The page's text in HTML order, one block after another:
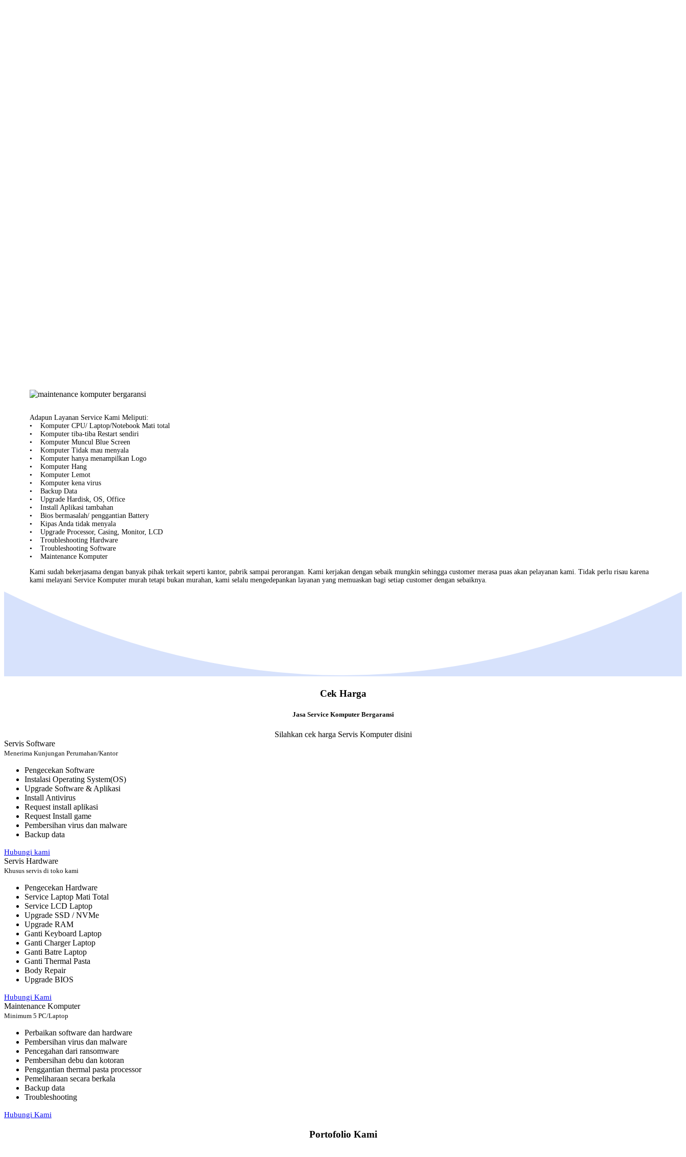
Adapun Layanan Service Kami Meliputi:
• Komputer CPU/ Laptop/Notebook Mati total
• Komputer tiba-tiba Restart sendiri
• Komputer Muncul Blue Screen
• Komputer Tidak mau menyala
• Komputer hanya menampilkan Logo
• Komputer Hang
• Komputer Lemot
• Komputer kena virus
• Backup Data
• Upgrade Hardisk, OS, Office
• Install Aplikasi tambahan
• Bios bermasalah/ penggantian Battery
• Kipas Anda tidak menyala
• Upgrade Processor, Casing, Monitor, LCD
• Troubleshooting Hardware
• Troubleshooting Software
• Maintenance Komputer
Kami sudah bekerjasama dengan banyak pihak terkait seperti kantor, pabrik sampai perorangan. Kami kerjakan dengan sebaik mungkin sehingga customer merasa puas akan pelayanan kami. Tidak perlu risau karena
kami melayani Service Komputer murah tetapi bukan murahan, kami selalu mengedepankan layanan yang memuaskan bagi setiap customer dengan sebaiknya.
Cek Harga
Jasa Service Komputer Bergaransi
Silahkan cek harga Servis Komputer disini
Servis Software
Menerima Kunjungan Perumahan/Kantor
Pengecekan Software
Instalasi Operating System(OS)
Upgrade Software & Aplikasi
Install Antivirus
Request install aplikasi
Request Install game
Pembersihan virus dan malware
Backup data
Hubungi kami
Servis Hardware
Khusus servis di toko kami
Pengecekan Hardware
Service Laptop Mati Total
Service LCD Laptop
Upgrade SSD / NVMe
Upgrade RAM
Ganti Keyboard Laptop
Ganti Charger Laptop
Ganti Batre Laptop
Ganti Thermal Pasta
Body Repair
Upgrade BIOS
Hubungi Kami
Maintenance Komputer
Minimum 5 PC/Laptop
Perbaikan software dan hardware
Pembersihan virus dan malware
Pencegahan dari ransomware
Pembersihan debu dan kotoran
Penggantian thermal pasta processor
Pemeliharaan secara berkala
Backup data
Troubleshooting
Hubungi Kami
Portofolio Kami